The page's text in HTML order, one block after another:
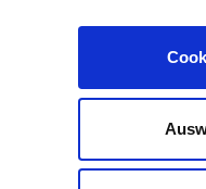
ÜBER UNS